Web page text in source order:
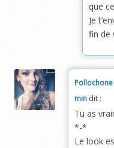
que
Je
fin de
Pollochone
min dit :
Tu as
*-*
Le look